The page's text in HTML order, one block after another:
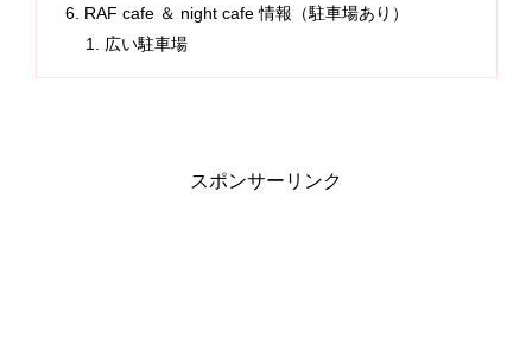
RAF cafe ＆ night cafe 情報（駐車場あり）
広い駐車場
スポンサーリンク